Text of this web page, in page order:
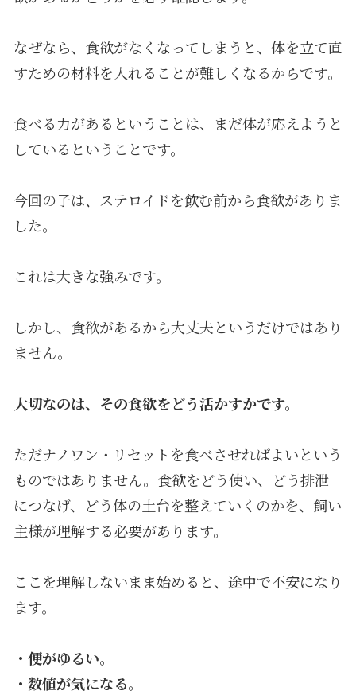
なぜなら、食欲がなくなってしまうと、体を立て直
すための材料を入れることが難しくなるからです。
食べる力があるということは、まだ体が応えようと
しているということです。
今回の子は、ステロイドを飲む前から食欲がありま
した。
これは大きな強みです。
しかし、食欲があるから大丈夫というだけではあり
ません。
大切なのは、その食欲をどう活かすかです。
ただナノワン・リセットを食べさせればよいという
ものではありません。食欲をどう使い、どう排泄
につなげ、どう体の土台を整えていくのかを、飼い
主様が理解する必要があります。
ここを理解しないまま始めると、途中で不安になり
ます。
・便がゆるい。
・数値が気になる。